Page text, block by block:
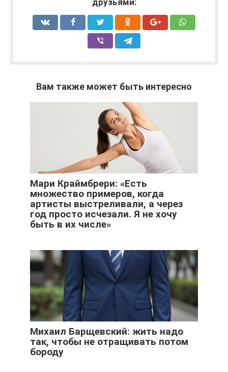
Вам также может быть интересно
Мари Краймбрери: «Есть
множество примеров, когда
артисты выстреливали, а через
год просто исчезали. Я не хочу
быть в их числе»
Михаил Барщевский: жить надо
так, чтобы не отращивать потом
бороду